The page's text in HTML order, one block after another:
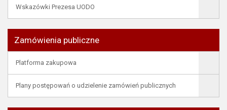
Wskazówki Prezesa UODO
Zamówienia publiczne
Platforma zakupowa
Plany postępowań o udzielenie zamówień publicznych